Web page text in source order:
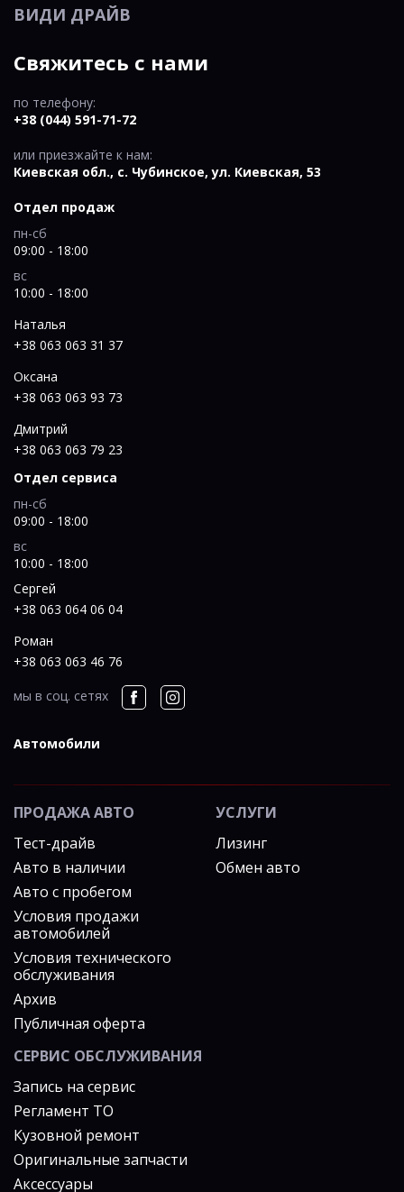
ВИДИ ДРАЙВ
Свяжитесь с нами
по телефону:
+38 (044) 591-71-72
или приезжайте к нам:
Киевская обл., c. Чубинское, ул. Киевская, 53
Отдел продаж
пн-сб
09:00 - 18:00
вс
10:00 - 18:00
Наталья
+38 063 063 31 37
Оксана
+38 063 063 93 73
Дмитрий
+38 063 063 79 23
Отдел сервиса
пн-сб
09:00 - 18:00
вс
10:00 - 18:00
Сергей
+38 063 064 06 04
Роман
+38 063 063 46 76
мы в соц. сетях
Автомобили
ПРОДАЖА АВТО
Тест-драйв
Авто в наличии
Авто с пробегом
Условия продажи
автомобилей
Условия технического
обслуживания
Архив
Публичная оферта
УСЛУГИ
Лизинг
Обмен авто
СЕРВИС ОБСЛУЖИВАНИЯ
Запись на сервис
Регламент ТО
Кузовной ремонт
Оригинальные запчасти
Аксессуары